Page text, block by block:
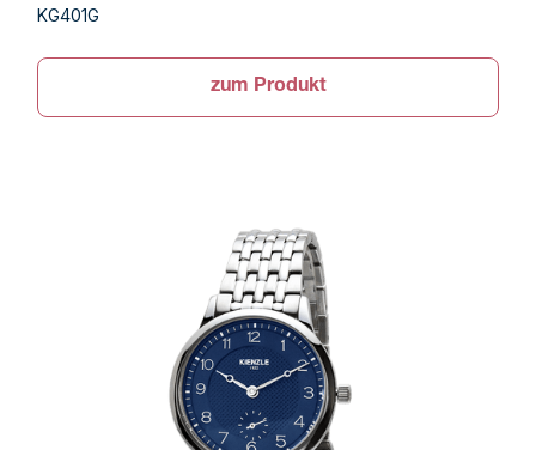
KG401G
zum Produkt